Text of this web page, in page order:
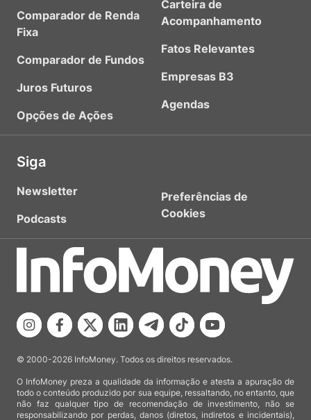
Comparador de Renda
Fixa
Comparador de Fundos
Juros Futuros
Opções de Ações
Carteira de
Acompanhamento
Fatos Relevantes
Empresas B3
Agendas
Siga
Newsletter
Podcasts
Preferências de
Cookies
© 2000-2026 InfoMoney. Todos os direitos reservados.
O InfoMoney preza a qualidade da informação e atesta a apuração de
todo o conteúdo produzido por sua equipe, ressaltando, no entanto, que
não faz qualquer tipo de recomendação de investimento, não se
responsabilizando por perdas, danos (diretos, indiretos e incidentais),